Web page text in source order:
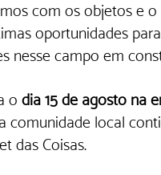
com os objetos e
oportunidades
nesse campo em
o dia 15 de agosto na
comunidade local
das Coisas.